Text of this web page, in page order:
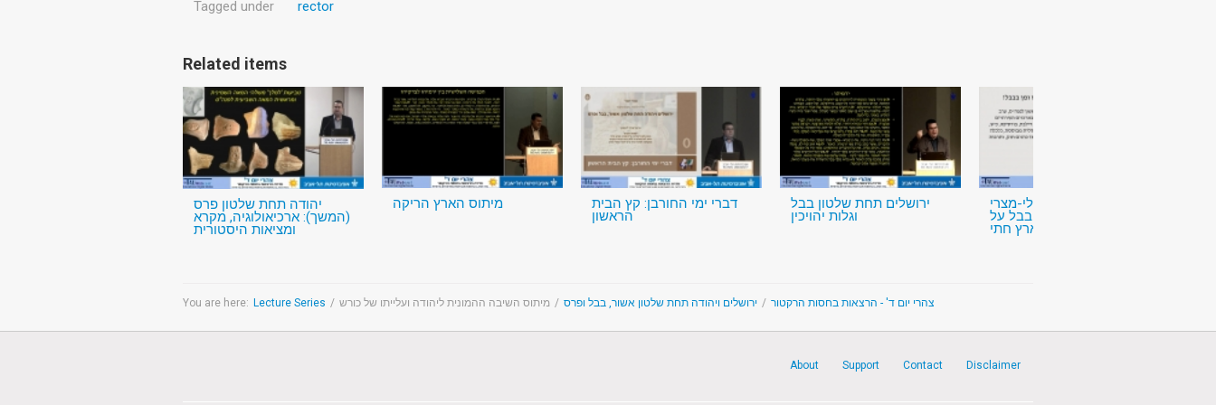
Tagged under
rector
Related items
יהודה תחת שלטון פרס
(המשך): ארכיאולוגיה, מקרא
ומציאות היסטורית
מיתוס הארץ הריקה דברי ימי החורבן: קץ הבית
הראשון
ירושלים תחת שלטון בבל
וגלות יהויכין
המאבק הבבלי-מצרי
והשתלטותה של בבל על
"ארץ חתי
You are here: Lecture Series / צהרי יום ד' - הרצאות בחסות הרקטור / ירושלים ויהודה תחת שלטון אשור, בבל ופרס / מיתוס השיבה ההמונית ליהודה ועלייתו של כורש
About Support Contact Disclaimer